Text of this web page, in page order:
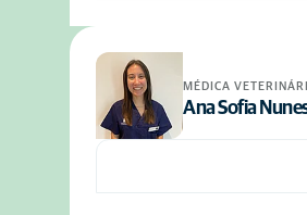
MÉDICA
Ana Sofia